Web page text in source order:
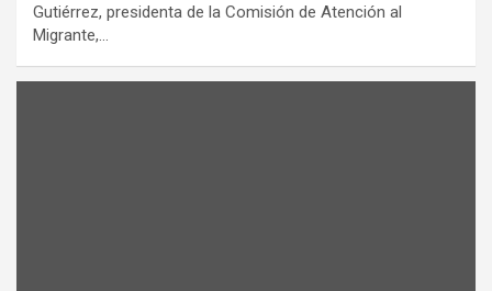
Gutiérrez, presidenta de la Comisión de Atención al
Migrante,…